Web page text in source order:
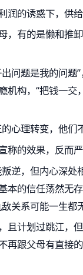
润的诱惑下，供
，有的是懒和
问题是我的问题
机构，“把钱一交
心理转变，他们
称的效果，反而
逆，但内心深处
本的信任荡然无
关系可能一生都
且计划过跳江，
再跟父母有直接